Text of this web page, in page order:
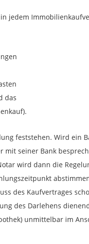
jedem
das
feststehen. Wird ein
mit seiner Bank
wird dann die
des Kaufvertrages
des Darlehens
unmittelbar im